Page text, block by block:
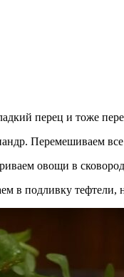
перец и тоже
Перемешиваем
овощи в
в подливку